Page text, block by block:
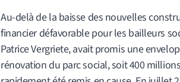
Au-delà de la baisse des nouvelles
financier défavorable pour les bailleurs
Patrice Vergriete, avait promis une
rénovation du parc social, soit 400